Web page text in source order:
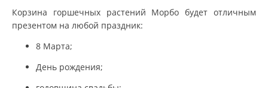
Корзина горшечных растений Морбо будет отличным
презентом на любой праздник:
8 Марта;
День рождения;